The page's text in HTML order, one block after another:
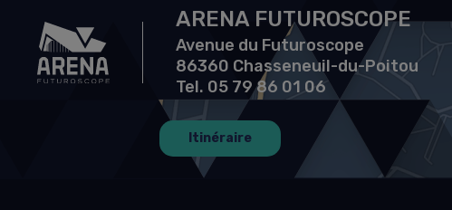
ARENA FUTUROSCOPE
Avenue du Futuroscope
86360 Chasseneuil-du-Poitou
Tel. 05 79 86 01 06
Itinéraire